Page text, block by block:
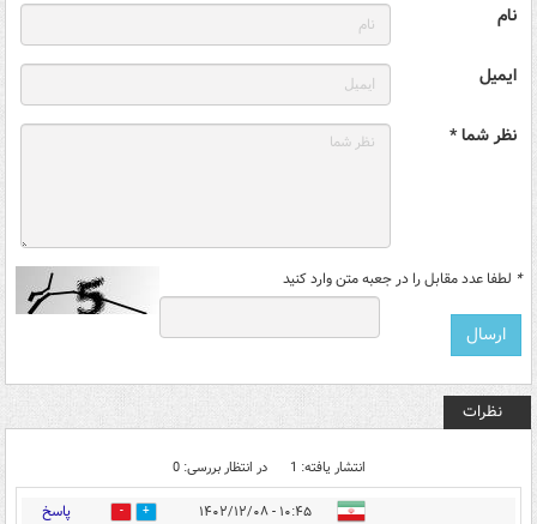
نام
ایمیل
نظر شما *
* لطفا عدد مقابل را در جعبه متن وارد کنید
نظرات
انتشار یافته: 1 در انتظار بررسی: 0
۱۰:۴۵ - ۱۴۰۲/۱۲/۰۸ 0 پاسخ